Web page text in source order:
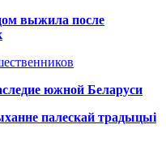
выжила после
южной Беларуси
палескай традыцыі